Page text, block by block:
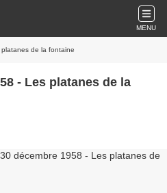
MENU
de la fontaine
- Les platanes de la